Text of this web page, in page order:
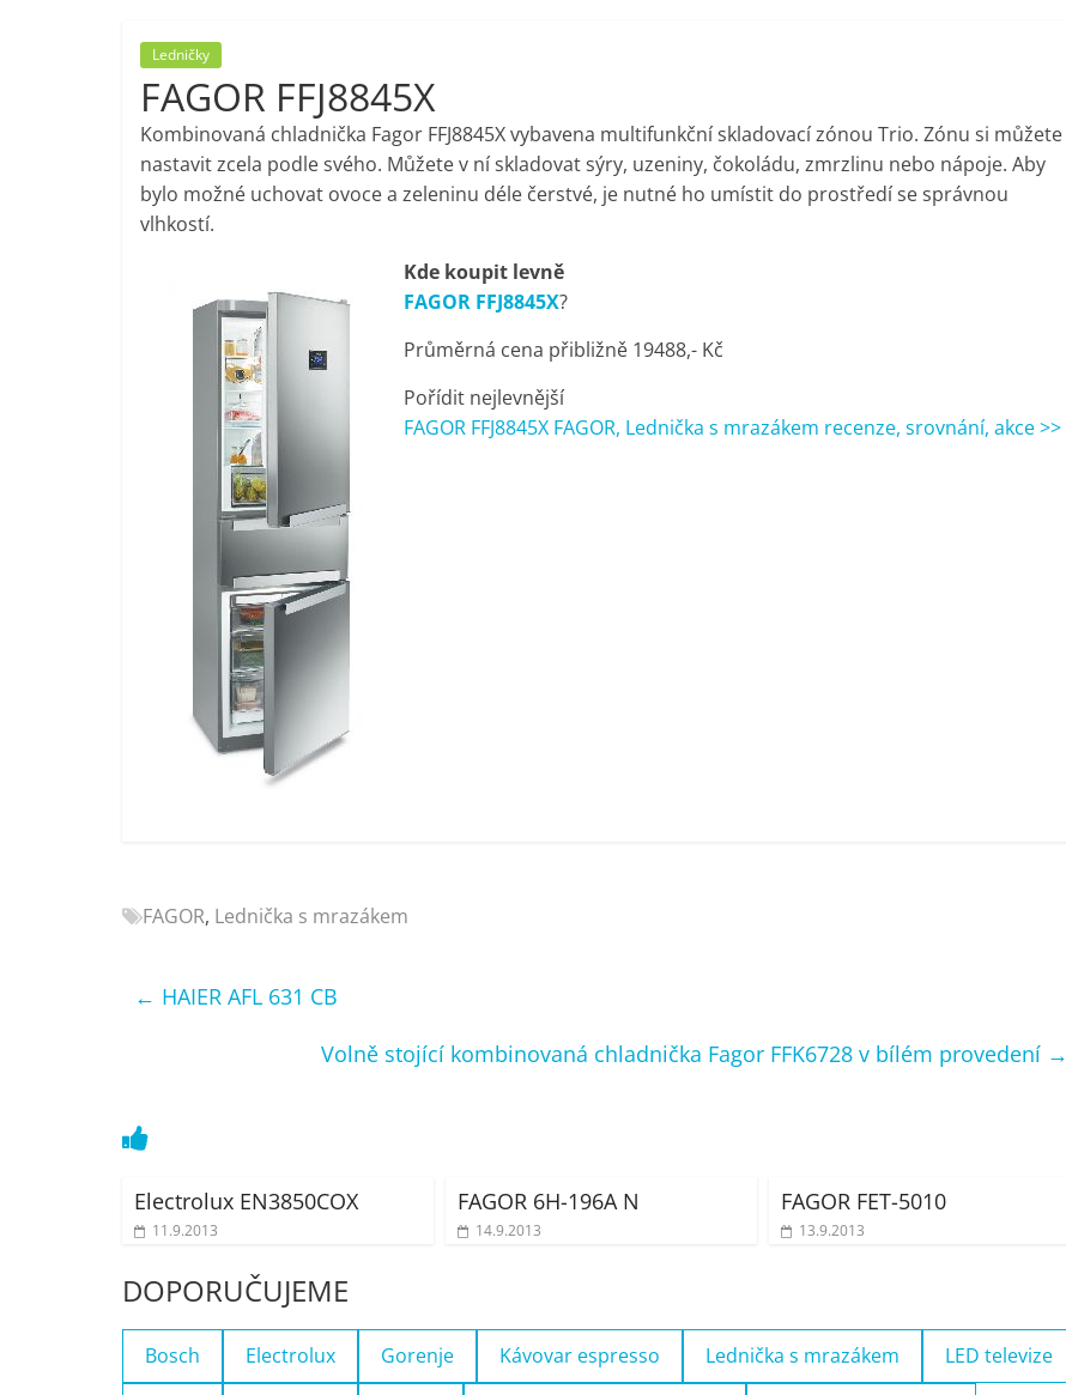
porovnání,
pračky,
televize,
notebooky,
mobilní
telefony,
kávovary,
bazény
elektronika
bazény
Ledničky
FAGOR FFJ8845X
Kombinovaná chladnička Fagor FFJ8845X vybavena multifunkční skladovací zónou Trio. Zónu si můžete
nastavit zcela podle svého. Můžete v ní skladovat sýry, uzeniny, čokoládu, zmrzlinu nebo nápoje. Aby
bylo možné uchovat ovoce a zeleninu déle čerstvé, je nutné ho umístit do prostředí se správnou
vlhkostí.
Kde koupit levně
FAGOR FFJ8845X?
Průměrná cena přibližně 19488,- Kč
Pořídit nejlevnější
FAGOR FFJ8845X FAGOR, Lednička s mrazákem recenze, srovnání, akce >>
FAGOR, Lednička s mrazákem
← HAIER AFL 631 CB
Volně stojící kombinovaná chladnička Fagor FFK6728 v bílém provedení →
Electrolux EN3850COX
11.9.2013
FAGOR 6H-196A N
14.9.2013
FAGOR FET-5010
13.9.2013
DOPORUČUJEME
Bosch Electrolux Gorenje Kávovar espresso Lednička s mrazákem LED televize